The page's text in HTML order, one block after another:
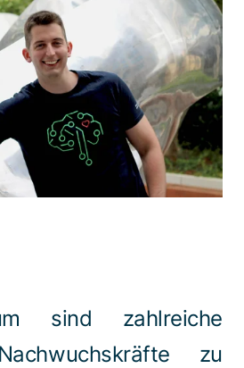
kontaktieren
sind zahlreiche
zu